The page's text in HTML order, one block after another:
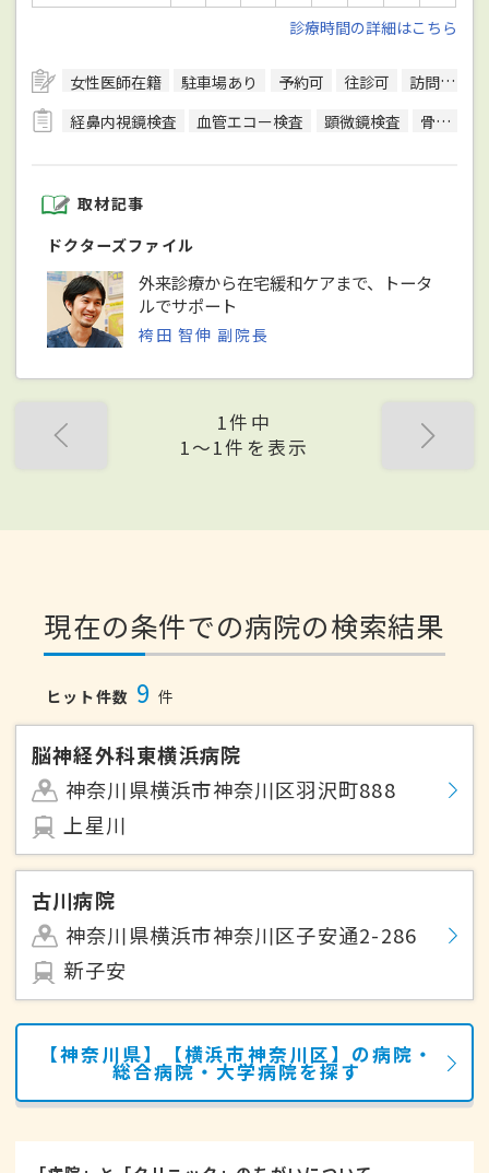
診療時間の詳細はこちら
女性医師在籍 駐車場あり 予約可 往診可
訪問診療可
経鼻内視鏡検査
血管エコー検査 顕微鏡検査 骨密度検査
取材記事
ドクターズファイル
外来診療から在宅緩和ケアまで、トータ
ルでサポート
袴田 智伸 副院長
1件中
1〜1件を表示
現在の条件での病院の検索結果
ヒット件数 9 件
脳神経外科東横浜病院
神奈川県横浜市神奈川区羽沢町888
上星川
古川病院
神奈川県横浜市神奈川区子安通2-286
新子安
【神奈川県】【横浜市神奈川区】の病院・
総合病院・大学病院を探す